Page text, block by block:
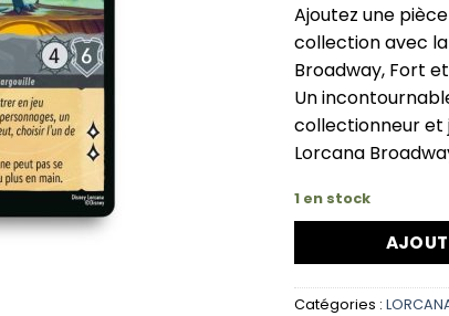
Ajoutez une
collection avec la
Broadway, Fort
Un
collectionneur et
Lorcana
1 en stock
Catégories :